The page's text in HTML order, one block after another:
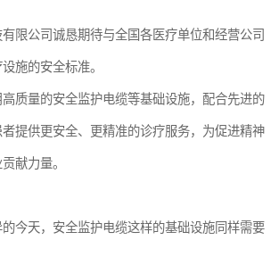
限公司诚恳期待与全国各医疗单位和经营公司
施的安全标准。
质量的安全监护电缆等基础设施，配合先进的
提供更安全、更精准的诊疗服务，为促进精神
献力量。
今天，安全监护电缆这样的基础设施同样需要